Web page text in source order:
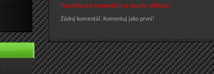
Pro přidávání komentářů se musíte přihlásit.
Žádný komentář. Komentuj jako první!